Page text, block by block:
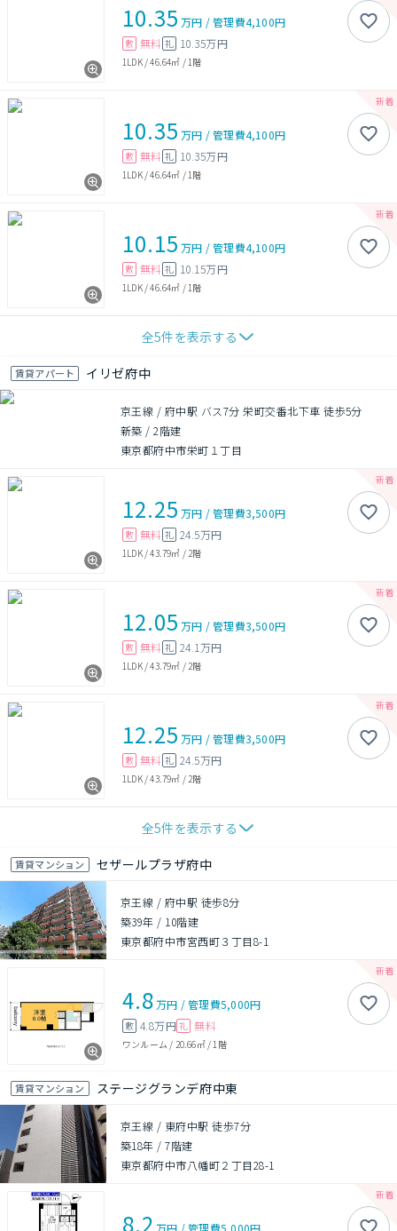
10.35 万円 /管理費4,100円
敷 無料 礼 10.35万円
1LDK/46.64㎡ / 1階
10.35 万円 /管理費4,100円
敷 無料 礼 10.35万円
1LDK/46.64㎡ / 1階
10.15 万円 /管理費4,100円
敷 無料 礼 10.15万円
1LDK/46.64㎡ / 1階
全5件を表示する
賃貸アパート イリゼ府中
京王線 / 府中駅 バス7分 栄町交番北下車 徒歩5分
新築 /2階建
東京都府中市栄町１丁目
12.25 万円 /管理費3,500円
敷 無料 礼 24.5万円
1LDK/43.79㎡ / 2階
12.05 万円 /管理費3,500円
敷 無料 礼 24.1万円
1LDK/43.79㎡ / 2階
12.25 万円 /管理費3,500円
敷 無料 礼 24.5万円
1LDK/43.79㎡ / 2階
全5件を表示する
賃貸マンション セザールプラザ府中
京王線 / 府中駅 徒歩8分
築39年 / 10階建
東京都府中市宮西町３丁目8-1
4.8万円 /管理費5,000円
敷 4.8万円 礼 無料
ワンルーム / 20.66㎡/ 1階
賃貸マンション ステージグランデ府中東
京王線 / 東府中駅 徒歩7分
築18年 /7階建
東京都府中市八幡町２丁目28-1
8.2 万円 /管理費5,000円